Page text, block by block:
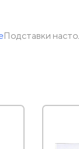
Подставки